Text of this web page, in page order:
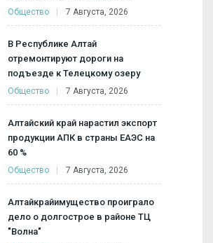
Общество 7 Августа, 2026
В Республике Алтай
отремонтируют дороги на
подъезде к Телецкому озеру
Общество 7 Августа, 2026
Алтайский край нарастил экспорт
продукции АПК в страны ЕАЭС на
60 %
Общество 7 Августа, 2026
Алтайкрайимущество проиграло
дело о долгострое в районе ТЦ
"Волна"